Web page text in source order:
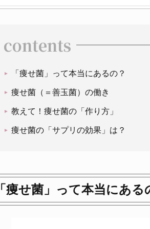
contents
「痩せ菌」って本当にあるの？
痩せ菌（＝善玉菌）の働き
教えて！痩せ菌の「作り方」
痩せ菌の「サプリの効果」は？
「痩せ菌」って本当にある